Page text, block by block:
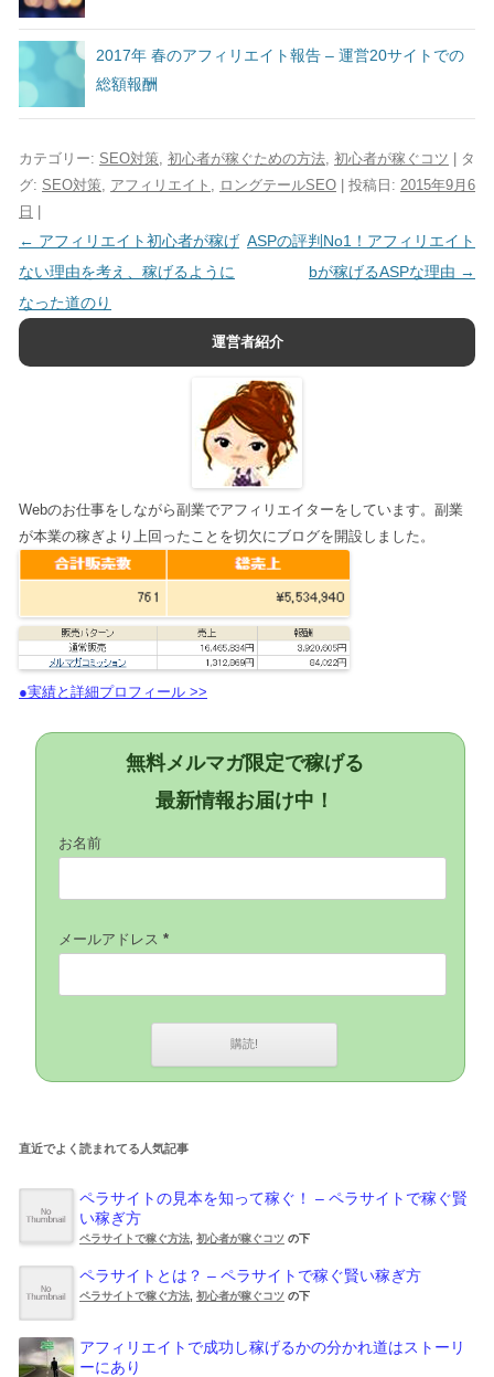
2017年 春のアフィリエイト報告 – 運営20サイトでの
総額報酬
カテゴリー: SEO対策, 初心者が稼ぐための方法, 初心者が稼ぐコツ | タ
グ: SEO対策, アフィリエイト , ロングテールSEO | 投稿日: 2015年9月6
日
投稿ナビゲーション
← アフィリエイト初心者が稼げ
ない理由を考え、稼げるように
なった道のり
ASPの評判No1！アフィリエイト
bが稼げるASPな理由 →
運営者紹介
Webのお仕事をしながら副業でアフィリエイターをしています。副業
が本業の稼ぎより上回ったことを切欠にブログを開設しました。
●実績と詳細プロフィール >>
無料メルマガ限定で稼げる
最新情報お届け中！
お名前
メールアドレス *
直近でよく読まれてる人気記事
ペラサイトの見本を知って稼ぐ！ – ペラサイトで稼ぐ賢
い稼ぎ方
ペラサイトで稼ぐ方法 初心者が稼ぐコツ の下
ペラサイトとは？ – ペラサイトで稼ぐ賢い稼ぎ方
ペラサイトで稼ぐ方法 初心者が稼ぐコツ の下
アフィリエイトで成功し稼げるかの分かれ道はストーリ
ーにあり